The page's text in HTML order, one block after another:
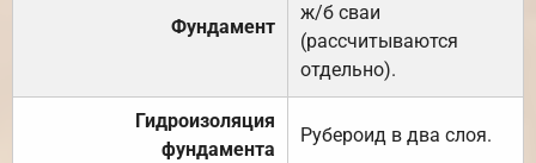
Фундамент
ж/б сваи
(рассчитываются
отдельно).
Гидроизоляция
фундамента
Рубероид в два слоя.